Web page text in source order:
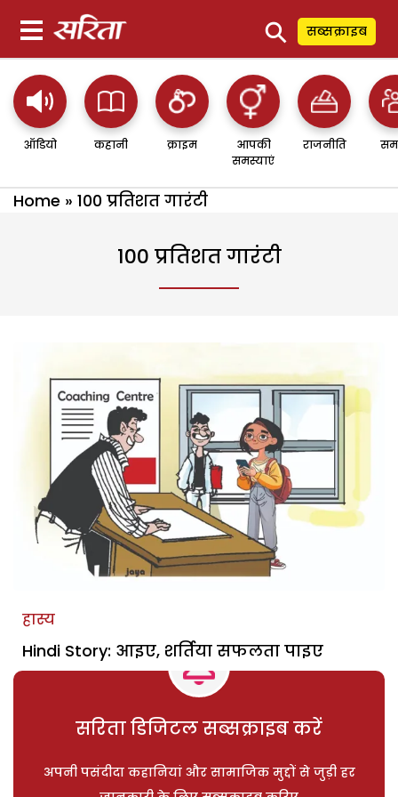
⚲ सब्सक्राइब
ऑडियो कहानी क्राइम
आपकी
समस्याएं
राजनीति
Home » 100 प्रतिशत गारंटी
100 प्रतिशत गारंटी
हास्य
Hindi Story: आइए, शर्तिया सफलता पाइए
सरिता डिजिटल सब्सक्राइब करें
अपनी पसंदीदा कहानियां और सामाजिक मुद्दों से जुड़ी हर